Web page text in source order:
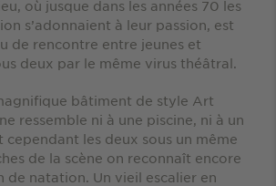
où jusque dans les années 70 les
s’adonnaient à leur passion, est
de rencontre entre jeunes et
deux par le même virus théâtral.
bâtiment de style Art
ressemble ni à une piscine, ni à un
cependant les deux sous un même
de la scène on reconnaît encore
de natation. Un vieil escalier en